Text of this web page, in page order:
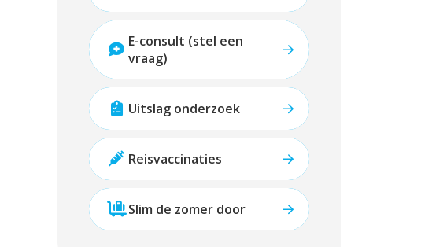
E-consult (stel een
vraag)
Uitslag onderzoek
Reisvaccinaties
Slim de zomer door